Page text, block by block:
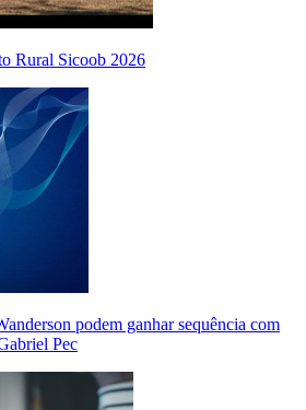
Rural Sicoob 2026
podem ganhar sequência com
Pec